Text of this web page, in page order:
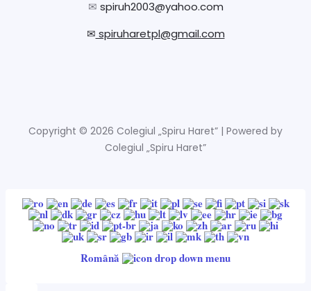
✉ spiruh2003@yahoo.com
✉ spiruharetpl@gmail.com
Copyright © 2026 Colegiul „Spiru Haret” | Powered by
Colegiul „Spiru Haret”
Română